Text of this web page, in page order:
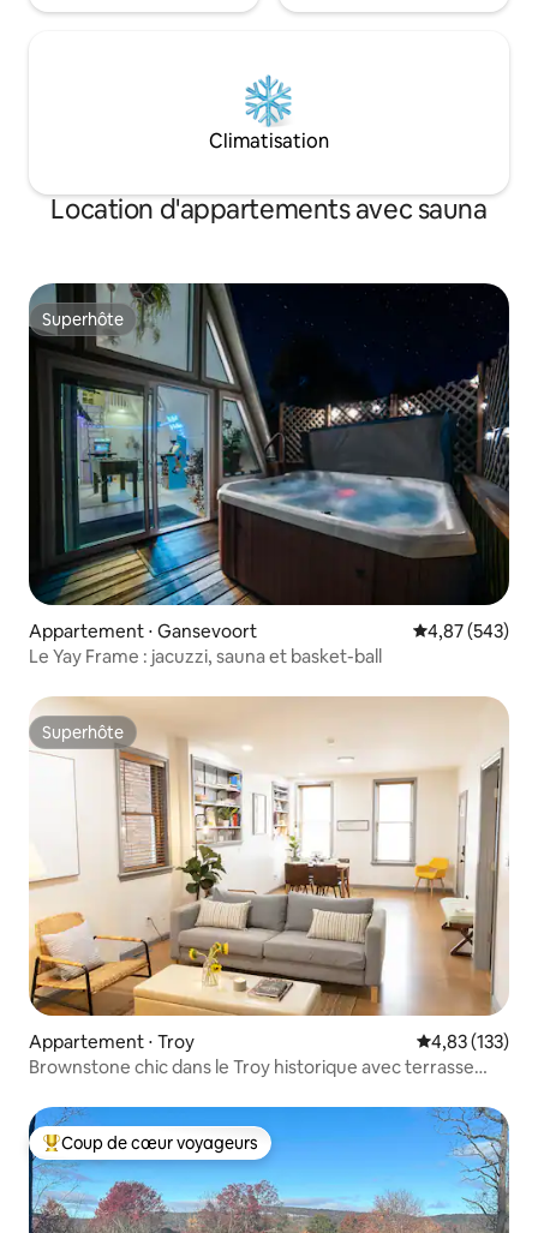
Climatisation
Location d'appartements avec sauna
Superhôte
Superhôte
Appartement ⋅ Gansevoort Évaluation
4,87 (543)
Le Yay Frame : jacuzzi, sauna et basket-ball
Superhôte
Superhôte
Appartement ⋅ Troy Évaluation
4,83 (133)
Brownstone chic dans le Troy historique avec terrasse
Coups de cœur voyageurs les plus appréciés
Coup de cœur voyageurs